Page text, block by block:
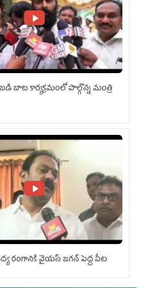
బాట కార్యక్రమంలో పాల్గొన్న మంత్రి
రంగానికి వైయ‌స్ జ‌గ‌న్ పెద్ద పీట